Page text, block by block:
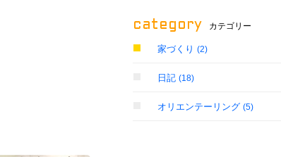
category カテゴリー
家づくり (2)
日記 (18)
オリエンテーリング (5)